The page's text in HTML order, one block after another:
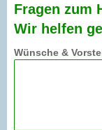
Fragen zum
Wir helfen
Wünsche &